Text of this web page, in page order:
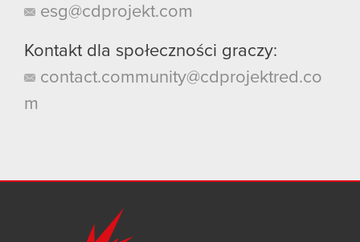
esg@cdprojekt.com
Kontakt dla społeczności graczy:
contact.community@cdprojektred.co
m